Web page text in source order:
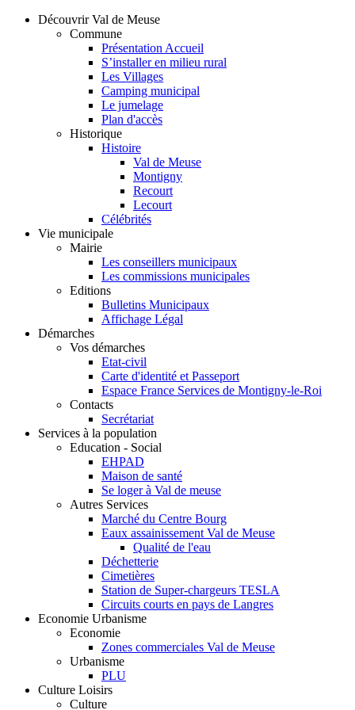
Découvrir Val de Meuse
Commune
Présentation Accueil
S’installer en milieu rural
Les Villages
Camping municipal
Le jumelage
Plan d'accès
Historique
Histoire
Val de Meuse
Montigny
Recourt
Lecourt
Célébrités
Vie municipale
Mairie
Les conseillers municipaux
Les commissions municipales
Editions
Bulletins Municipaux
Affichage Légal
Démarches
Vos démarches
Etat-civil
Carte d'identité et Passeport
Espace France Services de Montigny-le-Roi
Contacts
Secrétariat
Services à la population
Education - Social
EHPAD
Maison de santé
Se loger à Val de meuse
Autres Services
Marché du Centre Bourg
Eaux assainissement Val de Meuse
Qualité de l'eau
Déchetterie
Cimetières
Station de Super-chargeurs TESLA
Circuits courts en pays de Langres
Economie Urbanisme
Economie
Zones commerciales Val de Meuse
Urbanisme
PLU
Culture Loisirs
Culture